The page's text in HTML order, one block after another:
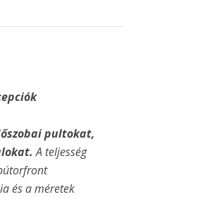
pultokat,
A teljesség
és a méretek